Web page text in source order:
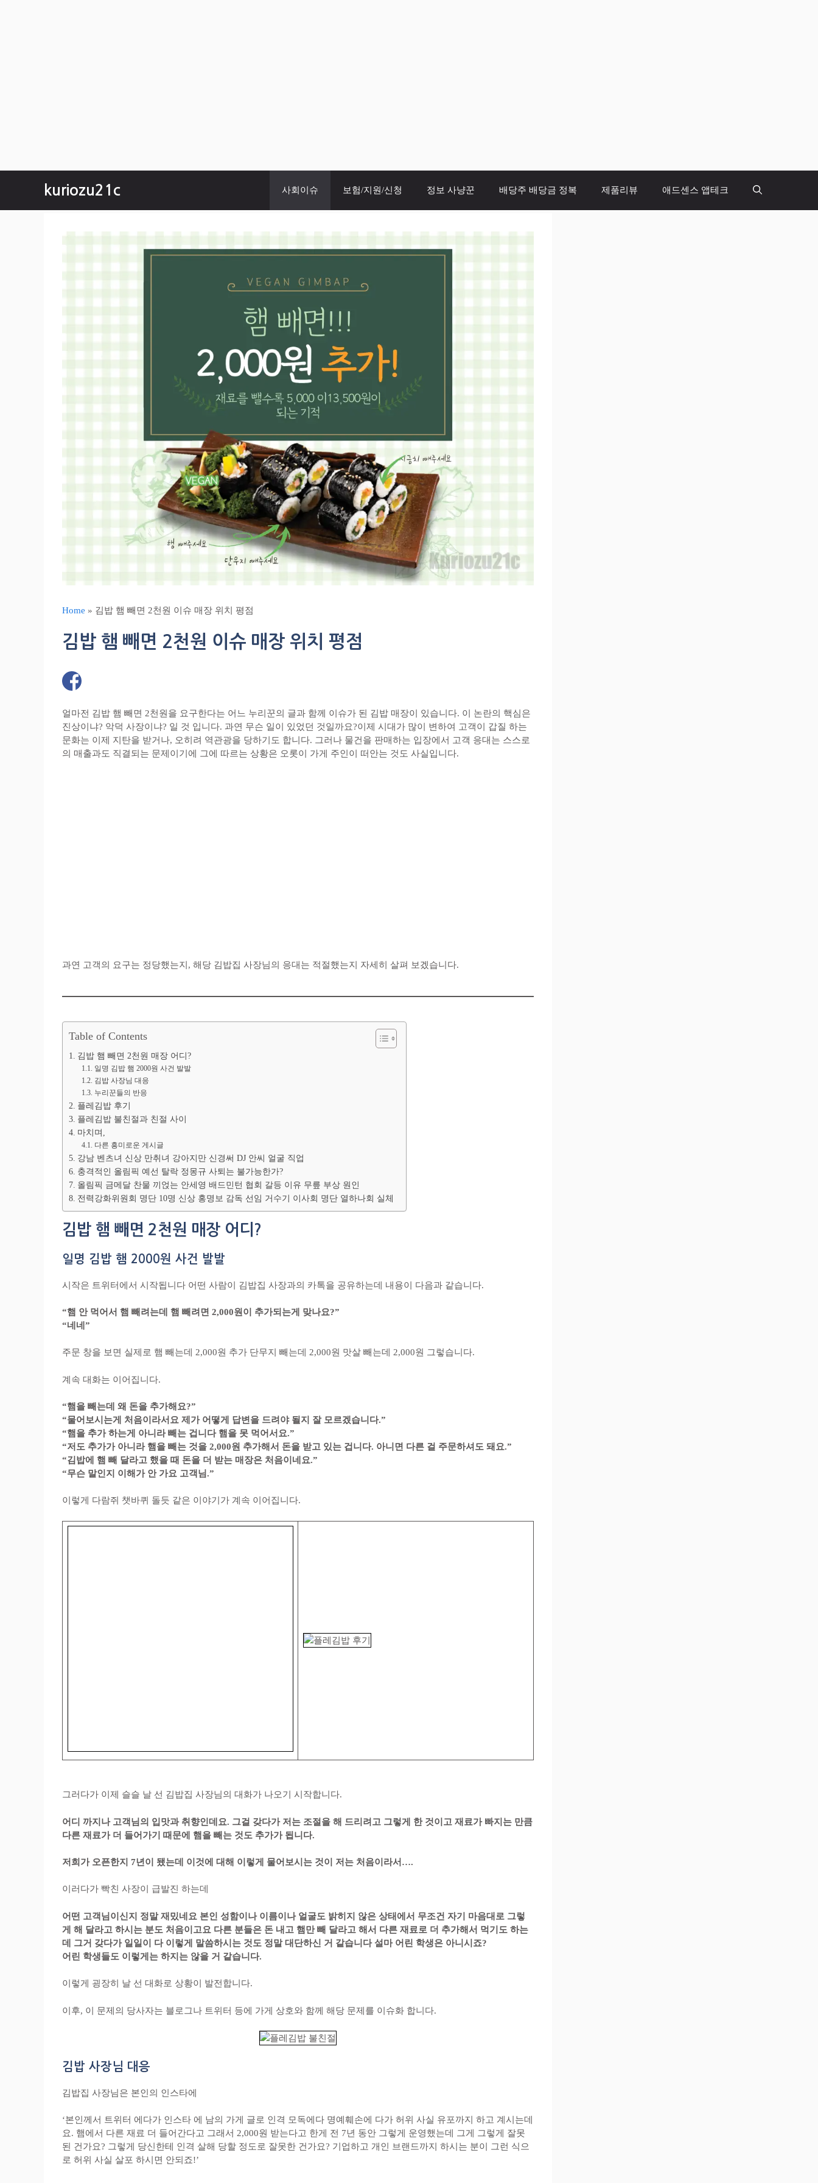
kuriozu21c 사회이슈 보험/지원/신청 정보 사냥꾼 배당주 배당금 정복 제품리뷰 애드센스 앱테크
Home » 김밥 햄 빼면 2천원 이슈 매장 위치 평점
김밥 햄 빼면 2천원 이슈 매장 위치 평점
얼마전 김밥 햄 빼면 2천원을 요구한다는 어느 누리꾼의 글과 함께 이슈가 된 김밥 매장이 있습니다. 이 논란의 핵심은
진상이냐? 악덕 사장이냐? 일 것 입니다. 과연 무슨 일이 있었던 것일까요?이제 시대가 많이 변하여 고객이 갑질 하는
문화는 이제 지탄을 받거나, 오히려 역관광을 당하기도 합니다. 그러나 물건을 판매하는 입장에서 고객 응대는 스스로
의 매출과도 직결되는 문제이기에 그에 따르는 상황은 오롯이 가게 주인이 떠안는 것도 사실입니다.
과연 고객의 요구는 정당했는지, 해당 김밥집 사장님의 응대는 적절했는지 자세히 살펴 보겠습니다.
Table of Contents
김밥 햄 빼면 2천원 매장 어디?
일명 김밥 햄 2000원 사건 발발
김밥 사장님 대응
누리꾼들의 반응
플레김밥 후기
플레김밥 불친절과 친절 사이
마치며,
다른 흥미로운 게시글
강남 벤츠녀 신상 만취녀 강아지만 신경써 DJ 안씨 얼굴 직업
충격적인 올림픽 예선 탈락 정몽규 사퇴는 불가능한가?
올림픽 금메달 찬물 끼얹는 안세영 배드민턴 협회 갈등 이유 무릎 부상 원인
전력강화위원회 명단 10명 신상 홍명보 감독 선임 거수기 이사회 명단 열하나회 실체
김밥 햄 빼면 2천원 매장 어디?
일명 김밥 햄 2000원 사건 발발
시작은 트위터에서 시작됩니다 어떤 사람이 김밥집 사장과의 카톡을 공유하는데 내용이 다음과 같습니다.
“햄 안 먹어서 햄 빼려는데 햄 빼려면 2,000원이 추가되는게 맞나요?”
“네네”
주문 창을 보면 실제로 햄 빼는데 2,000원 추가 단무지 빼는데 2,000원 맛살 빼는데 2,000원 그렇습니다.
계속 대화는 이어집니다.
“햄을 빼는데 왜 돈을 추가해요?”
“물어보시는게 처음이라서요 제가 어떻게 답변을 드려야 될지 잘 모르겠습니다.”
“햄을 추가 하는게 아니라 빼는 겁니다 햄을 못 먹어서요.”
“저도 추가가 아니라 햄을 빼는 것을 2,000원 추가해서 돈을 받고 있는 겁니다. 아니면 다른 걸 주문하셔도 돼요.”
“김밥에 햄 빼 달라고 했을 때 돈을 더 받는 매장은 처음이네요.”
“무슨 말인지 이해가 안 가요 고객님.”
이렇게 다람쥐 챗바퀴 돌듯 같은 이야기가 계속 이어집니다.
그러다가 이제 슬슬 날 선 김밥집 사장님의 대화가 나오기 시작합니다.
어디 까지나 고객님의 입맛과 취향인데요. 그걸 갖다가 저는 조절을 해 드리려고 그렇게 한 것이고 재료가 빠지는 만큼
게 해 달라고 하시는 분도 처음이고요 다른 분들은 돈 내고 햄만 빼 달라고 해서 다른 재료로 더 추가해서 먹기도 하는
어린 학생들도 이렇게는 하지는 않을 거 같습니다.
이렇게 굉장히 날 선 대화로 상황이 발전합니다.